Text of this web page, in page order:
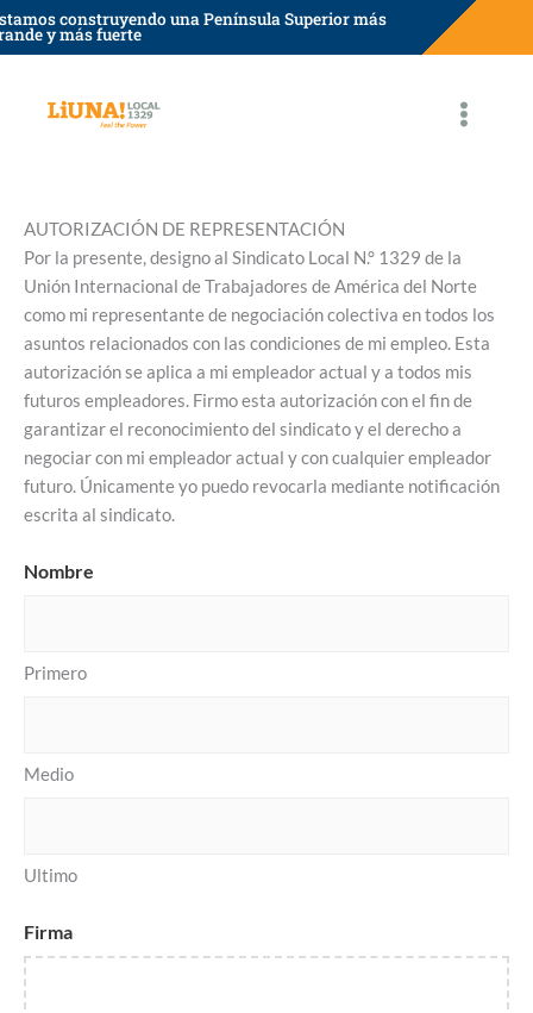
saltar
al
construyendo una Península Superior más
y más fuerte
AUTORIZACIÓN DE REPRESENTACIÓN
Por la presente, designo al Sindicato Local N.° 1329 de la
Unión Internacional de Trabajadores de América del Norte
como mi representante de negociación colectiva en todos los
asuntos relacionados con las condiciones de mi empleo. Esta
autorización se aplica a mi empleador actual y a todos mis
futuros empleadores. Firmo esta autorización con el fin de
garantizar el reconocimiento del sindicato y el derecho a
negociar con mi empleador actual y con cualquier empleador
futuro. Únicamente yo puedo revocarla mediante notificación
escrita al sindicato.
Nombre
Primero
Medio
Ultimo
Firma